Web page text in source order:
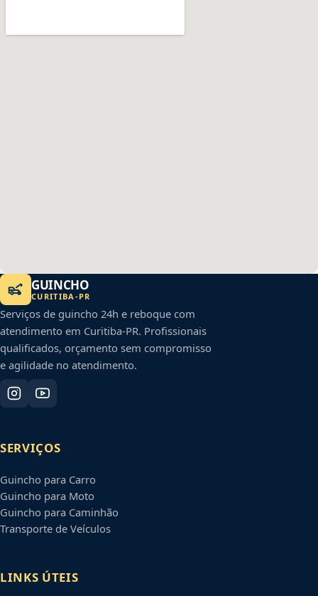
GUINCHO
CURITIBA -PR
Serviços de guincho 24h e reboque com
atendimento em Curitiba-PR. Profissionais
qualificados, orçamento sem compromisso
e agilidade no atendimento.
SERVIÇOS
Guincho para Carro
Guincho para Moto
Guincho para Caminhão
Transporte de Veículos
LINKS ÚTEIS